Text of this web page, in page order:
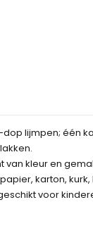
dop lijmpen; één
van kleur en
karton,
voor